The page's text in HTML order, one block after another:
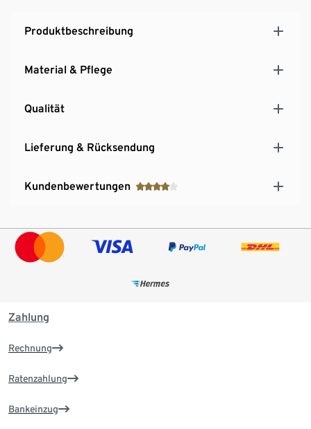
Produktbeschreibung
Material & Pflege
Qualität
Lieferung & Rücksendung
Kundenbewertungen
Zahlung
Rechnung
Ratenzahlung
Bankeinzug